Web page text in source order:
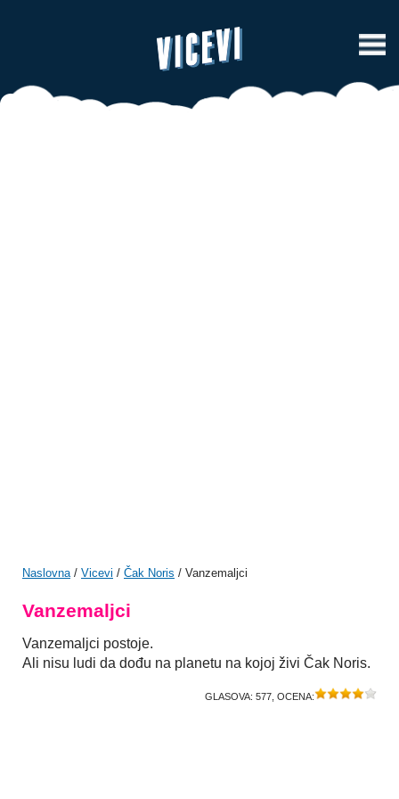
Naslovna/ Vicevi / Čak Noris / Vanzemaljci
Vanzemaljci
Vanzemaljci postoje.
Ali nisu ludi da dođu na planetu na kojoj živi Čak Noris.
GLASOVA: 577 , OCENA: